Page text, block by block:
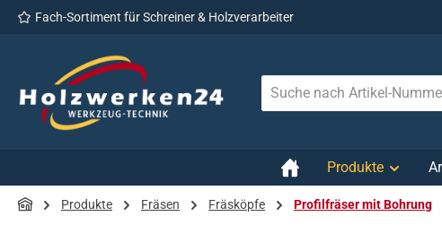
Hauptinhalt springen
Zur Suche springen
Zur Hauptnavigation springen
Fach-Sortiment für Schreiner & Holzverarbeiter
Produkte
Produkte Fräsen Fräsköpfe Profilfräser mit Bohrung